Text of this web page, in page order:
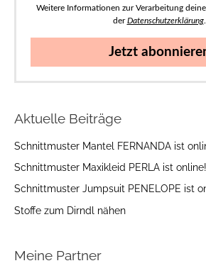
Weitere Informationen zur Verarbeitung
derDatenschutzerklärung.
Jetzt
Aktuelle Beiträge
Schnittmuster Mantel FERNANDA ist
Schnittmuster Maxikleid PERLA ist online!
Schnittmuster Jumpsuit PENELOPE ist
Stoffe zum Dirndl nähen
Meine Partner